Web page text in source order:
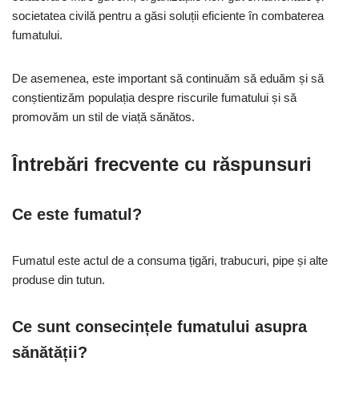
societatea civilă pentru a găsi soluții eficiente în combaterea
fumatului.
De asemenea, este important să continuăm să eduăm și să
conștientizăm populația despre riscurile fumatului și să
promovăm un stil de viață sănătos.
Întrebări frecvente cu răspunsuri
Ce este fumatul?
Fumatul este actul de a consuma țigări, trabucuri, pipe și alte
produse din tutun.
Ce sunt consecințele fumatului asupra
sănătății?